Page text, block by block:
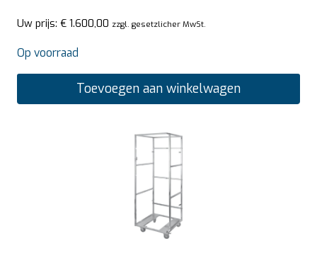
Uw prijs: € 1.600,00 zzgl. gesetzlicher MwSt.
Op voorraad
Toevoegen aan winkelwagen